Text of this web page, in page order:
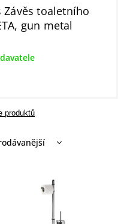
Závěs toaletního
gun metal
produktů